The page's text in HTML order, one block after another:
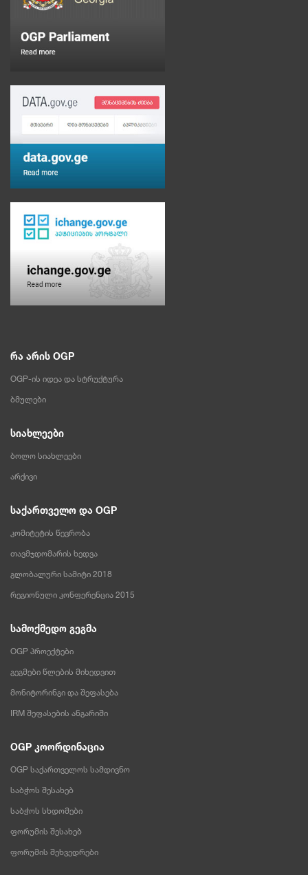
რა არის OGP
OGP-ის იდეა და სტრუქტურა
ბმულები
სიახლეები
ბოლო სიახლეები
არქივი
საქართველო და OGP
კომიტეტის წევრობა
თავმჯდომარის ხედვა
გლობალური სამიტი 2018
რეგიონული კონფერენცია 2015
სამოქმედო გეგმა
OGP პროექტები
გეგმები წლების მიხედვით
მონიტორინგი და შეფასება
IRM შეფასების ანგარიში
OGP კოორდინაცია
OGP საქართველოს სამდივნო
საბჭოს შესახებ
საბჭოს სხდომები
ფორუმის შესახებ
ფორუმის შეხვედრები